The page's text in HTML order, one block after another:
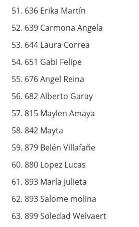
636 Erika Martín
639 Carmona Angela
644 Laura Correa
651 Gabi Felipe
676 Angel Reina
682 Alberto Garay
815 Maylen Amaya
842 Mayta
879 Belén Villafañe
880 Lopez Lucas
893 María Julieta
893 Salome molina
899 Soledad Welvaert